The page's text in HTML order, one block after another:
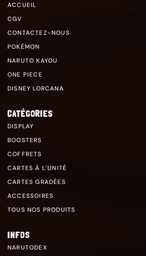
ACCUEIL
CGV
CONTACTEZ-NOUS
POKÉMON
NARUTO KAYOU
ONE PIECE
DISNEY LORCANA
CATÉGORIES
DISPLAY
BOOSTERS
COFFRETS
CARTES À L’UNITÉ
CARTES GRADÉES
ACCESSOIRES
TOUS NOS PRODUITS
INFOS
NARUTODEX